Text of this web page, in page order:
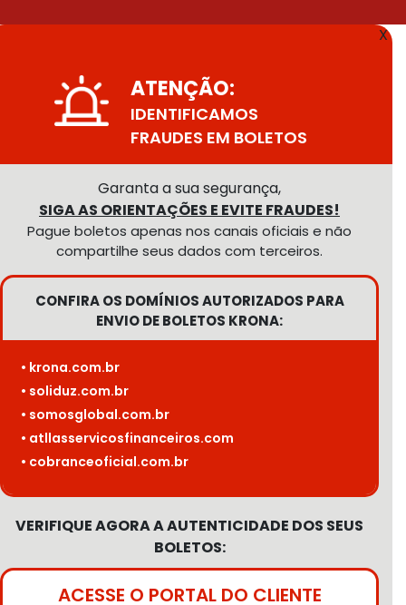
X
ATENÇÃO:
IDENTIFICAMOS
FRAUDES EM BOLETOS
Garanta a sua segurança,
SIGA AS ORIENTAÇÕES E EVITE FRAUDES!
Pague boletos apenas nos canais oficiais e não
compartilhe seus dados com terceiros.
CONFIRA OS DOMÍNIOS AUTORIZADOS PARA
ENVIO DE BOLETOS KRONA:
• krona.com.br
• soliduz.com.br
• somosglobal.com.br
• atllasservicosfinanceiros.com
• cobranceoficial.com.br
VERIFIQUE AGORA A AUTENTICIDADE DOS SEUS
BOLETOS:
ACESSE O PORTAL DO CLIENTE